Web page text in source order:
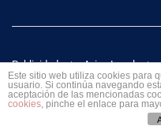
Publicidad Aviso Legal
© 2023 Turismo y Empresa.
Este sitio web utiliza cookies para
usuario. Si continúa navegando
aceptación de las mencionadas
cookies, pinche el enlace para